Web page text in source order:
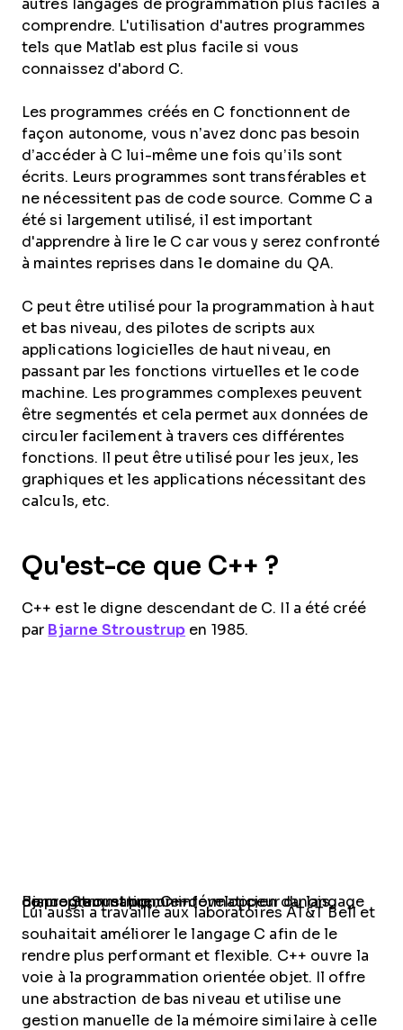
autres langages de programmation plus faciles à
comprendre. L'utilisation d'autres programmes
tels que Matlab est plus facile si vous
connaissez d'abord C.
Les programmes créés en C fonctionnent de
façon autonome, vous n’avez donc pas besoin
d’accéder à C lui-même une fois qu’ils sont
écrits. Leurs programmes sont transférables et
ne nécessitent pas de code source. Comme C a
été si largement utilisé, il est important
d'apprendre à lire le C car vous y serez confronté
à maintes reprises dans le domaine du QA.
C peut être utilisé pour la programmation à haut
et bas niveau, des pilotes de scripts aux
applications logicielles de haut niveau, en
passant par les fonctions virtuelles et le code
machine. Les programmes complexes peuvent
être segmentés et cela permet aux données de
circuler facilement à travers ces différentes
fonctions. Il peut être utilisé pour les jeux, les
graphiques et les applications nécessitant des
calculs, etc.
Qu'est-ce que C++ ?
C++ est le digne descendant de C. Il a été créé
par Bjarne Stroustrup en 1985.
Bjarne Stroustrup, un informaticien danois, concepteur et premier développeur du langage de programmation C++.
Lui aussi a travaillé aux laboratoires AT&T Bell et
souhaitait améliorer le langage C afin de le
rendre plus performant et flexible. C++ ouvre la
voie à la programmation orientée objet. Il offre
une abstraction de bas niveau et utilise une
gestion manuelle de la mémoire similaire à celle